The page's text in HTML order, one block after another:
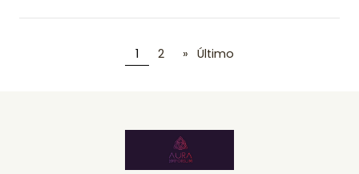
1 2 » Último